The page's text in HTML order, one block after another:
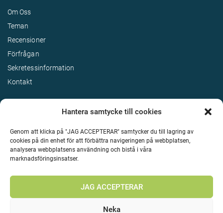
Hantera samtycke till cookies
Genom att klicka på "JAG ACCEPTERAR" samtycker du till lagring av
cookies på din enhet för att förbättra navigeringen på webbplatsen,
analysera webbplatsens användning och bistå i våra
marknadsföringsinsatser.
JAG ACCEPTERAR
Neka
Om Oss
Teman
Recensioner
Förfrågan
Sekretessinformation
Kontakt
Upphovsrätt 2026 Enjoy Travel Alla rättigheter reserverade